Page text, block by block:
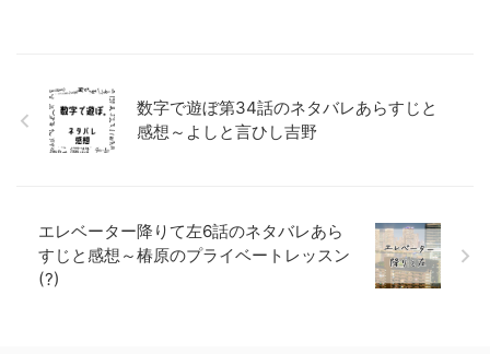
数字で遊ぼ第34話のネタバレあらすじと
感想～よしと言ひし吉野
エレベーター降りて左6話のネタバレあら
すじと感想～椿原のプライベートレッスン
(?)